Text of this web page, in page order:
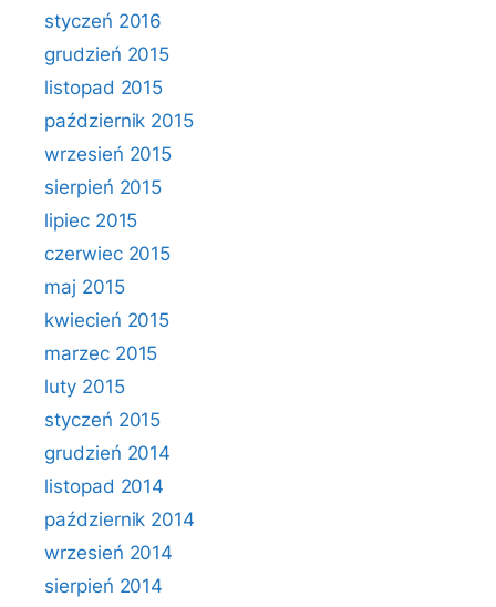
styczeń 2016
grudzień 2015
listopad 2015
październik 2015
wrzesień 2015
sierpień 2015
lipiec 2015
czerwiec 2015
maj 2015
kwiecień 2015
marzec 2015
luty 2015
styczeń 2015
grudzień 2014
listopad 2014
październik 2014
wrzesień 2014
sierpień 2014